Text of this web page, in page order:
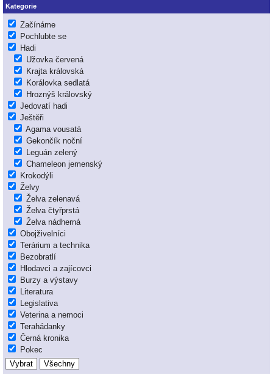
Kategorie
Začínáme
Pochlubte se
Hadi
Užovka červená
Krajta královská
Korálovka sedlatá
Hroznýš královský
Jedovatí hadi
Ještěři
Agama vousatá
Gekončík noční
Leguán zelený
Chameleon jemenský
Krokodýli
Želvy
Želva zelenavá
Želva čtyřprstá
Želva nádherná
Obojživelníci
Terárium a technika
Bezobratlí
Hlodavci a zajícovci
Burzy a výstavy
Literatura
Legislativa
Veterina a nemoci
Terahádanky
Černá kronika
Pokec